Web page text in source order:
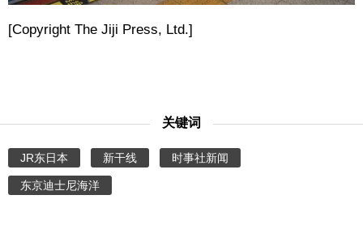
[Copyright The Jiji Press, Ltd.]
关键词
JR东日本 新干线 时事社新闻
东京迪士尼海洋